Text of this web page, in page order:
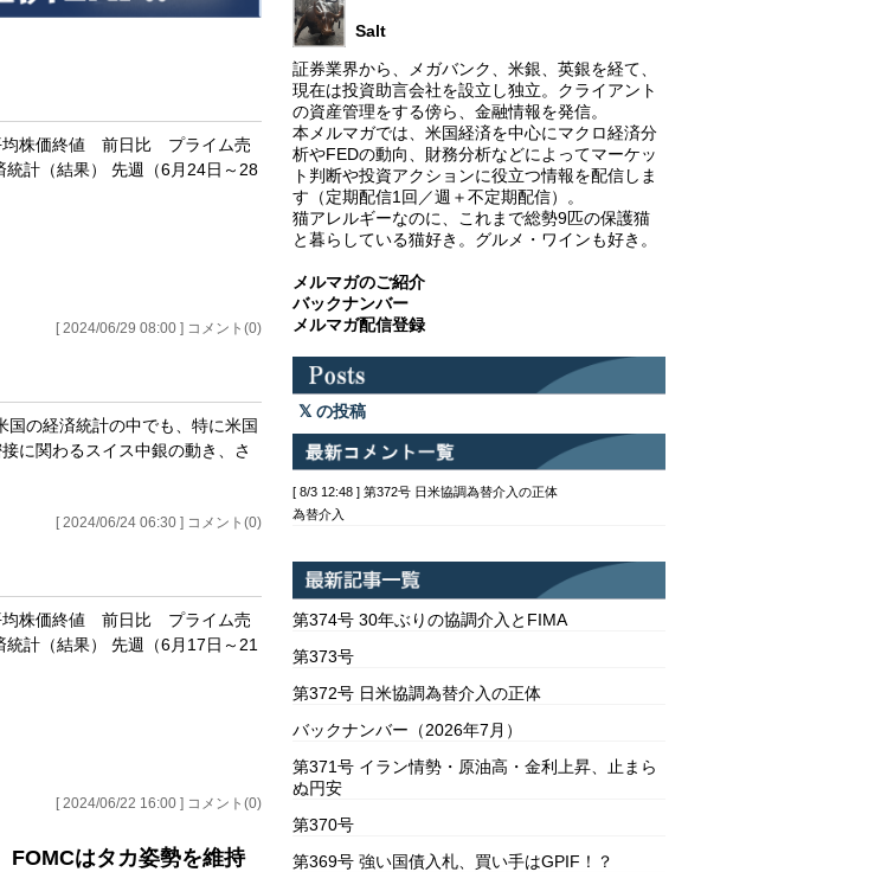
均株価終値 前日比 プライム売
統計（結果） 先週（6月24日～28
[ 2024/06/29 08:00 ] コメント(0)
の経済統計の中でも、特に米国
に関わるスイス中銀の動き、さ
[ 2024/06/24 06:30 ] コメント(0)
均株価終値 前日比 プライム売
計（結果） 先週（6月17日～21
[ 2024/06/22 16:00 ] コメント(0)
FOMCはタカ姿勢を維持
Salt
証券業界から、メガバンク、米銀、英銀を経て、
現在は投資助言会社を設立し独立。クライアント
の資産管理をする傍ら、金融情報を発信。
本メルマガでは、米国経済を中心にマクロ経済分
析やFEDの動向、財務分析などによってマーケッ
ト判断や投資アクションに役立つ情報を配信しま
す（定期配信1回／週＋不定期配信）。
猫アレルギーなのに、これまで総勢9匹の保護猫
と暮らしている猫好き。グルメ・ワインも好き。
メルマガのご紹介
バックナンバー
メルマガ配信登録
の投稿
[ 8/3 12:48 ] 第372号 日米協調為替介入の正体
為替介入
第374号 30年ぶりの協調介入とFIMA
第373号
第372号 日米協調為替介入の正体
バックナンバー（2026年7月）
第371号 イラン情勢・原油高・金利上昇、止まら
ぬ円安
第370号
第369号 強い国債入札、買い手はGPIF！？